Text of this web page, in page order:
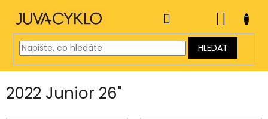
obsah
HLEDAT
KOŠÍK
2022 Junior 26"